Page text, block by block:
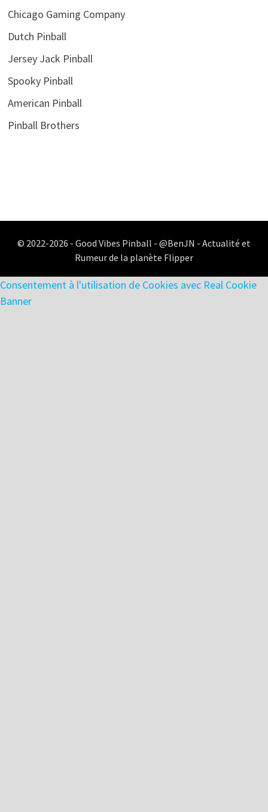
Chicago Gaming Company
Dutch Pinball
Jersey Jack Pinball
Spooky Pinball
American Pinball
Pinball Brothers
© 2022-2026 - Good Vibes Pinball - @BenJN - Actualité et
Rumeur de la planète Flipper
Consentement à l'utilisation de Cookies avec Real Cookie
Banner